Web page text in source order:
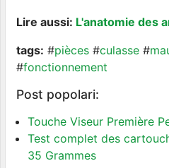
Lire aussi: L'anatomie des
tags: #pièces #culasse #
#fonctionnement
Post popolari:
Touche Viseur Première
Test complet des
35 Grammes